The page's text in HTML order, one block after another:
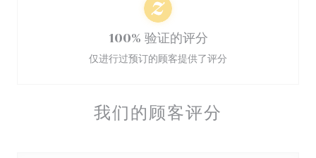
我们的顾客评分
100% 验证的评分
仅进行过预订的顾客提供了评分